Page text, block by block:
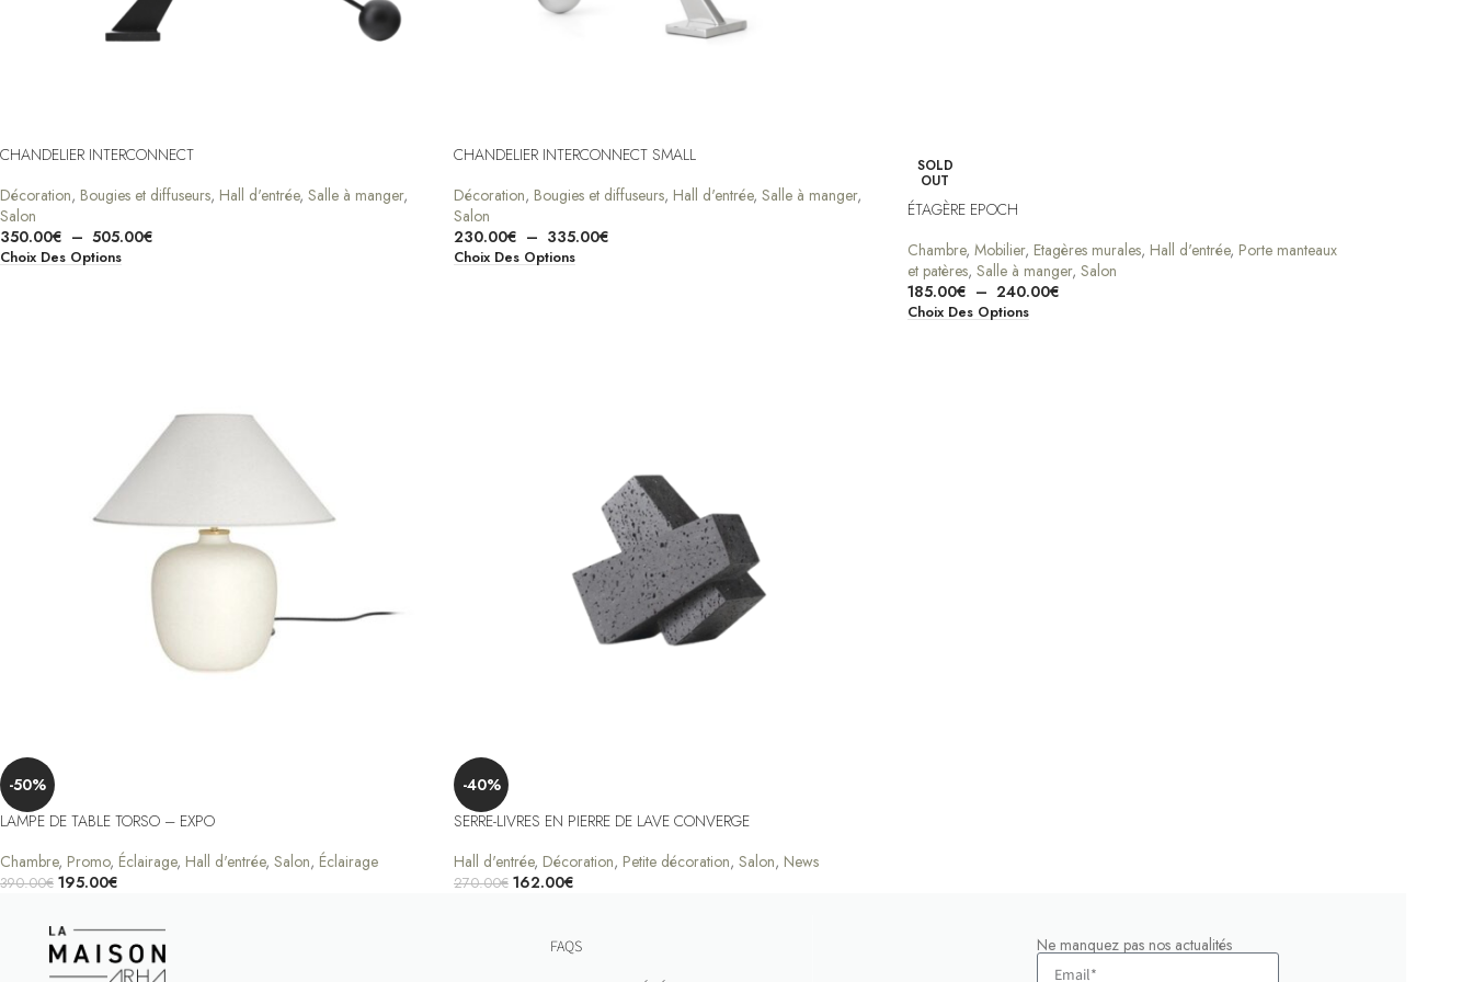
CHANDELIER INTERCONNECT
Décoration, Bougies et diffuseurs, Hall d'entrée, Salle à manger,
Salon
350.00€ – 505.00€
Choix Des Options
CHANDELIER INTERCONNECT SMALL
Décoration, Bougies et diffuseurs, Hall d'entrée, Salle à manger,
Salon
230.00€ – 335.00€
Choix Des Options
SOLD
OUT
ÉTAGÈRE EPOCH
Chambre, Mobilier, Etagères murales, Hall d'entrée, Porte manteaux
et patères, Salle à manger, Salon
185.00€ – 240.00€
Choix Des Options
-50%
LAMPE DE TABLE TORSO – EXPO
Chambre, Promo, Éclairage, Hall d'entrée, Salon, Éclairage
390.00€ 195.00€
-40%
SERRE-LIVRES EN PIERRE DE LAVE CONVERGE
Hall d'entrée, Décoration, Petite décoration, Salon, News
270.00€ 162.00€
FAQS
Ne manquez pas nos actualités